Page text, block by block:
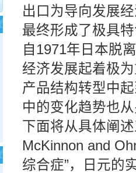
出口为导向发展
最终形成了极具
自1971年日本脱
经济发展起着极
产品结构转型中
中的变化趋势也
下面将从具体阐
McKinnon and
综合症”，日元的